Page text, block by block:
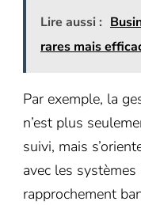
Lire aussi :
rares mais
Par exemple, la
n’est plus
suivi, mais
avec les
rapprochement